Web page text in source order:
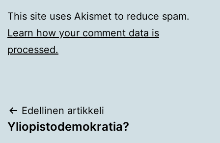
This site uses Akismet to reduce spam.
Learn how your comment data is
processed.
Artikkelien
selaus
Edellinen artikkeli
Yliopistodemokratia?